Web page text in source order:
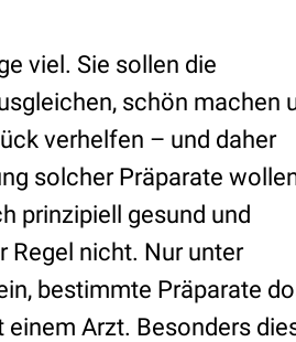
viel. Sie sollen die
schön machen
verhelfen – und daher
solcher Präparate
prinzipiell gesund und
Regel nicht. Nur unter
bestimmte Präparate
Arzt. Besonders